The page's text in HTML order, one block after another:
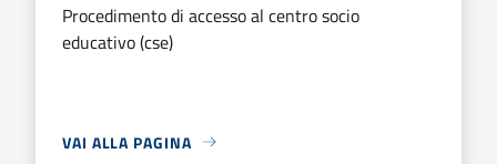
Procedimento di accesso al centro socio
educativo (cse)
VAI ALLA PAGINA